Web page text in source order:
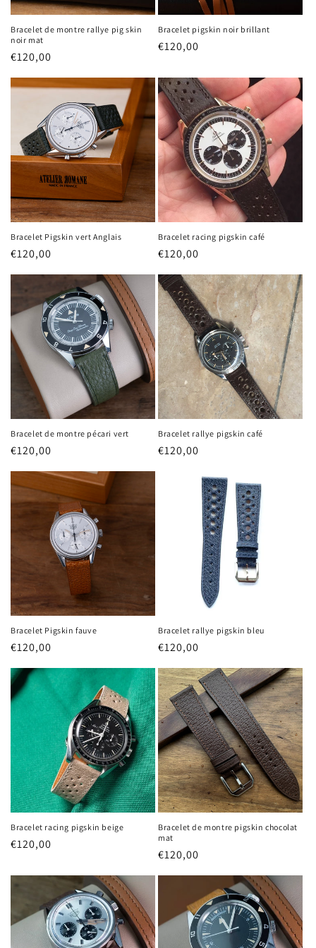
Bracelet de montre rallye pig skin
noir mat
Prix
€120,00
Bracelet pigskin noir brillant
Prix
€120,00
Bracelet Pigskin vert Anglais
Prix
€120,00
Bracelet racing pigskin café
Prix
€120,00
Bracelet de montre pécari vert
Prix
€120,00
Bracelet rallye pigskin café
Prix
€120,00
Bracelet Pigskin fauve
Prix
€120,00
Bracelet rallye pigskin bleu
Prix
€120,00
Bracelet racing pigskin beige
Prix
€120,00
Bracelet de montre pigskin chocolat
mat
Prix
€120,00